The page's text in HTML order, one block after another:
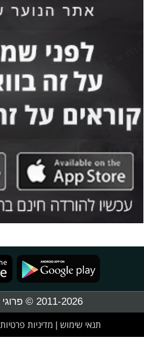
2011-2026 © פרוגי תקשורת בע"מ
תנאי שימוש מדיניות פרטיות